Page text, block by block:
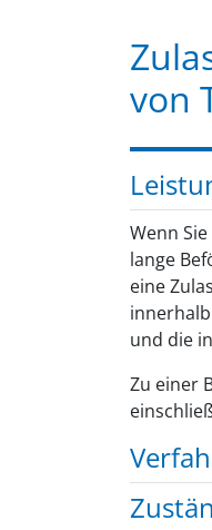
von
Wenn
lange
eine
und die
Zu einer